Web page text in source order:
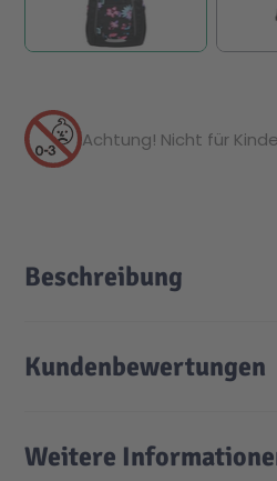
Achtung! Nicht für
Beschreibung
Kundenbewertungen
Weitere